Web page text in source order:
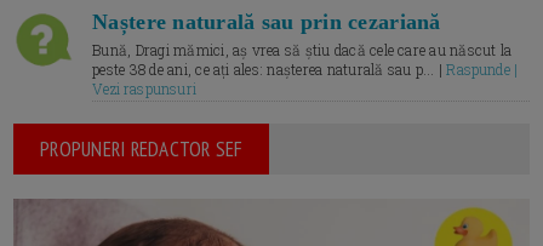
Naștere naturală sau prin cezariană
Bună, Dragi mămici, aș vrea să știu dacă cele care au născut la
peste 38 de ani, ce ați ales: nașterea naturală sau p... |Raspunde |
Vezi raspunsuri
PROPUNERI REDACTOR SEF